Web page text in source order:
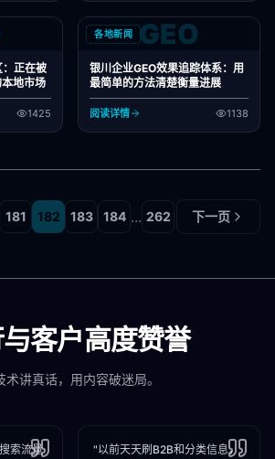
：正在被
地市场
1425
各地新闻 GEO
银川企业GEO效果追踪体系：用
最简单的方法清楚衡量进展
阅读详情 1138
181 182 183 184 ... 262 下一页
与客户高度赞誉
术讲真话，用内容破迷局。
索流量
"以前天天刷B2B和分类信息，